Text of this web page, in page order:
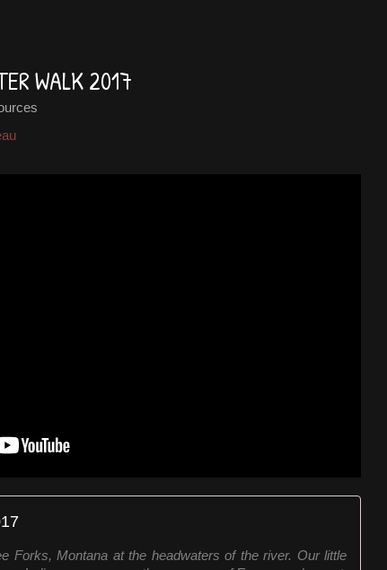
WALK 2017
Forks, Montana at the headwaters of the river. Our little